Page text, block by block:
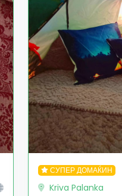
СУПЕР ДОМАЌИН
Kriva Palanka